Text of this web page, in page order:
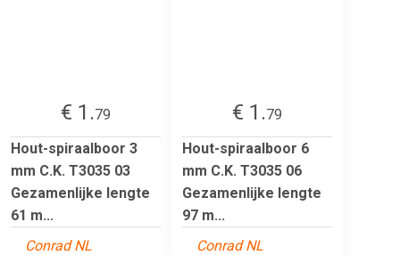
€ 1.79
Hout-spiraalboor 3
mm C.K. T3035 03
Gezamenlijke lengte
61 m...
Conrad NL
€ 1.79
Hout-spiraalboor 6
mm C.K. T3035 06
Gezamenlijke lengte
97 m...
Conrad NL